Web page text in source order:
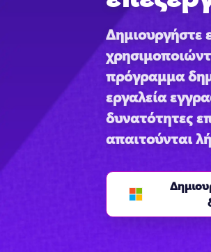
Try
Δημιουργήστε
πρόγραμμα
εργαλεία
δυνατότητες
απαιτούνται